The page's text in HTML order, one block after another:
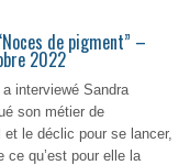
de pigment” –
2022
interviewé Sandra
son métier de
le déclic pour se lancer,
ce qu’est pour elle la